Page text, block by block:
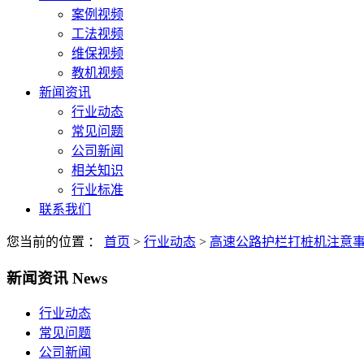
案例视频
工法视频
维保视频
教机视频
新闻资讯
行业动态
常见问题
公司新闻
相关知识
行业标准
联系我们
您当前的位置 ： 首页 > 行业动态 > 高速公路护栏打桩机注意
新闻资讯 News
行业动态
常见问题
公司新闻